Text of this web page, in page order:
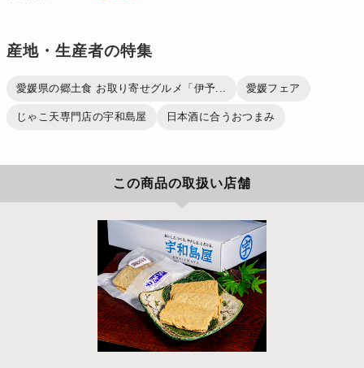
産地・生産者の特集
愛媛県の郷土食 お取り寄せグルメ「伊予... 愛媛フェア
じゃこ天専門店の宇和島屋 日本酒に合うおつまみ
この商品の取扱い店舗